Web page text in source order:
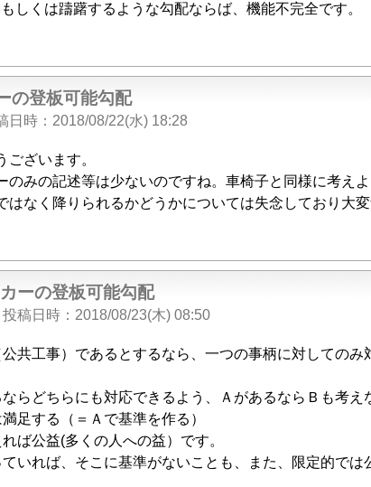
しくは躊躇するような勾配ならば、機能不完全です。
の登板可能勾配
日時 2018/08/22(水) 18:28
ございます。
のみの記述等は少ないのですね。車椅子と同様に考えよ
はなく降りられるかどうかについては失念しており大変
ーの登板可能勾配
投稿日時 2018/08/23(木) 08:50
共工事）であるとするなら、一つの事柄に対してのみ
ならどちらにも対応できるよう、ＡがあるならＢも考
足する（＝Ａで基準を作る）
ば公益(多くの人への益）です。
いれば、そこに基準がないことも、また、限定的で